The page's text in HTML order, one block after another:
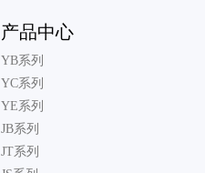
产品中心
YB系列
YC系列
YE系列
JB系列
JT系列